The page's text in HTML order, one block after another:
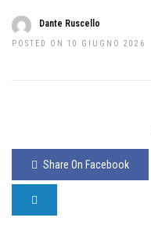
Dante Ruscello
POSTED ON 10 GIUGNO 2026
Share On Facebook